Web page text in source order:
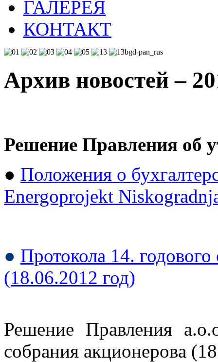
ГАЛЕРЕЯ
КОНТАКТ
Архив новостей –
Решение Правления об
● Положения о
Energoprojekt
● Протокола 14.
(18.06.2012 год)
Решение Правления
собрания акционеровa